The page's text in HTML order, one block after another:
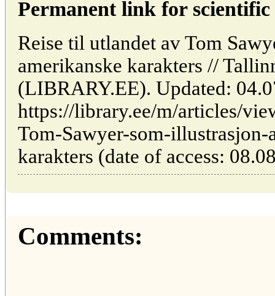
Permanent link for
Reise til utlandet av Tom
amerikanske karakters //
(LIBRARY.EE). Updated:
https://library.ee/m/articles/
Tom-Sawyer-som-illustrasjon-
karakters (date of access:
Comments: